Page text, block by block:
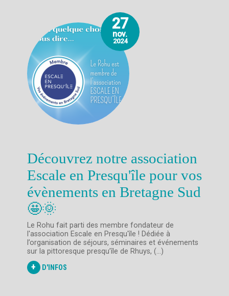
27
nov.
2024
Découvrez notre association
Escale en Presqu'île pour vos
évènements en Bretagne Sud
🤩🌞
Le Rohu fait parti des membre fondateur de
l'association Escale en Presqu'île ! Dédiée à
l’organisation de séjours, séminaires et événements
sur la pittoresque presqu’île de Rhuys, (...)
+ D'INFOS